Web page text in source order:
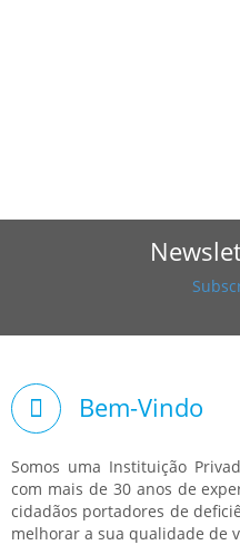
Bem-Vindo
Somos uma Instituição
com mais de 30 anos de
cidadãos portadores de
melhorar a sua qualidade de